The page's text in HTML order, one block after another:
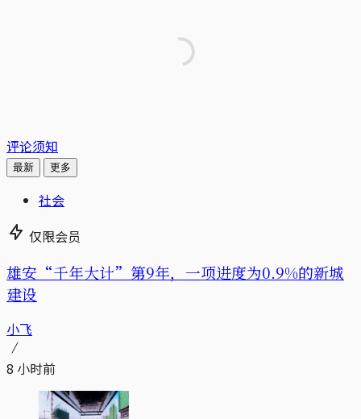
评论须知
最新 更多
社会
仅限会员
雄安“千年大计”第9年，一项进度为0.9%的新城
建设
小飞
8 小时前